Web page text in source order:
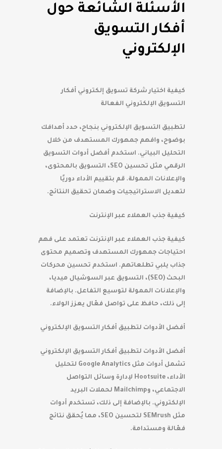
الأسئلة الشائعة حول
أفكار التسويق
الإلكتروني
كيفية اختيار شركة تسويق إلكتروني أفكار
التسويق الإلكتروني الفعالة
لتطبيق التسويق الإلكتروني بنجاح، حدد أهدافك
بوضوح، وافهم جمهورك المستهدف من خلال
التحليل البياني. استخدم أفضل أدوات التسويق
الرقمي مثل تحسين SEO، التسويق بالمحتوى،
والإعلانات الممولة. قم بتقييم الأداء دوريًا
لتعديل الاستراتيجيات وضمان تحقيق النتائج.
كيفية جذب العملاء عبر الإنترنت
كيفية جذب العملاء عبر الإنترنت تعتمد على فهم
احتياجات جمهورك المستهدف وتصميم محتوى
جذاب يلبي تطلعاتهم. استخدم تحسين محركات
البحث (SEO)، التسويق عبر السوشيال ميديا،
والإعلانات الممولة لتوسيع التفاعل. بالإضافة
إلى ذلك، حافظ على تواصل فعّال يعزز الولاء.
أفضل الأدوات لتطبيق أفكار التسويق الإلكتروني
أفضل الأدوات لتطبيق أفكار التسويق الإلكتروني
تشمل أدوات مثل Google Analytics لتحليل
الأداء، Hootsuite لإدارة وسائل التواصل
الاجتماعي، وMailchimp لحملات البريد
الإلكتروني. بالإضافة إلى ذلك، تستخدم أدوات
مثل SEMrush لتحسين SEO، مما يُحقق نتائج
فعّالة ومستدامة.